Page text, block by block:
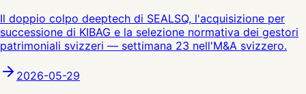
Il doppio colpo deeptech di SEALSQ, l'acquisizione per
successione di KIBAG e la selezione normativa dei gestori
patrimoniali svizzeri — settimana 23 nell'M&A svizzero.
2026-05-29